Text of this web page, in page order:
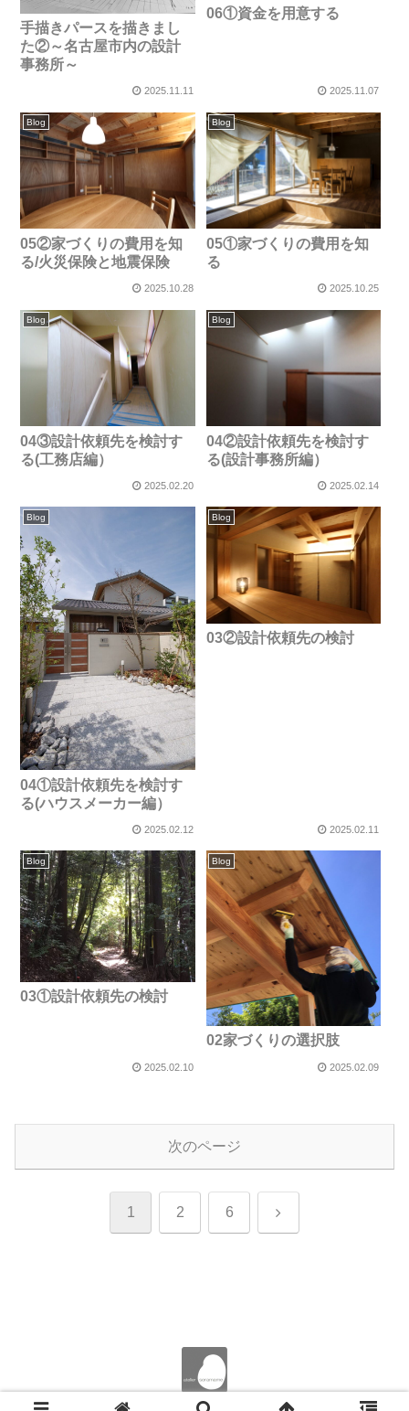
手描きパースを描きまし
た②～名古屋市内の設計
事務所～
2025.11.11
06①資金を用意する
2025.11.07
Blog
05②家づくりの費用を知
る/火災保険と地震保険
2025.10.28
Blog
05①家づくりの費用を知
る
2025.10.25
Blog
04③設計依頼先を検討す
る(工務店編）
2025.02.20
Blog
04②設計依頼先を検討す
る(設計事務所編）
2025.02.14
Blog
04①設計依頼先を検討す
る(ハウスメーカー編）
2025.02.12
Blog
03②設計依頼先の検討
2025.02.11
Blog
03①設計依頼先の検討
2025.02.10
Blog
02家づくりの選択肢
2025.02.09
次のページ
1 2 6 次